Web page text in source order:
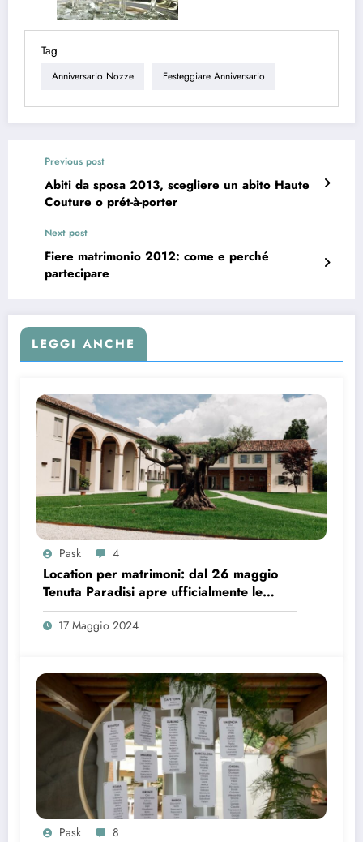
Tag
Anniversario Nozze Festeggiare Anniversario
Previous post
Abiti da sposa 2013, scegliere un abito Haute
Couture o prét-à-porter
Next post
Fiere matrimonio 2012: come e perché
partecipare
LEGGI ANCHE
Pask 4
Location per matrimoni: dal 26 maggio
Tenuta Paradisi apre ufficialmente le
prenotazioni
17 Maggio 2024
Pask 8